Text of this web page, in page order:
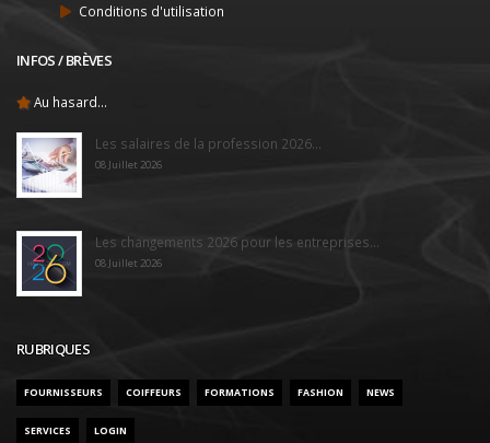
Conditions d'utilisation
INFOS / BRÈVES
Au hasard...
Les salaires de la profession 2026...
08 Juillet 2026
Les changements 2026 pour les entreprises...
08 Juillet 2026
RUBRIQUES
FOURNISSEURS COIFFEURS FORMATIONS FASHION NEWS
SERVICES LOGIN